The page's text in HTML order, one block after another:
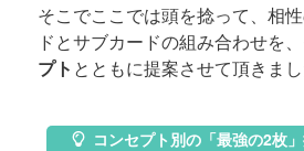
そこでここでは頭を捻って、相
ドとサブカードの組み合わせを、
プト とともに提案させて頂きまし
コンセプト別の「最強の2枚